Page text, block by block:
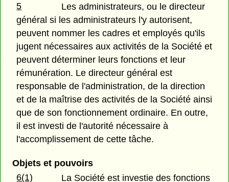
5
Les administrateurs, ou le directeur
général si les administrateurs l'y autorisent,
peuvent nommer les cadres et employés qu'ils
jugent nécessaires aux activités de la Société et
peuvent déterminer leurs fonctions et leur
rémunération. Le directeur général est
responsable de l'administration, de la direction
et de la maîtrise des activités de la Société ainsi
que de son fonctionnement ordinaire. En outre,
il est investi de l'autorité nécessaire à
l'accomplissement de cette tâche.
Objets et pouvoirs
6(1)
La Société est investie des fonctions